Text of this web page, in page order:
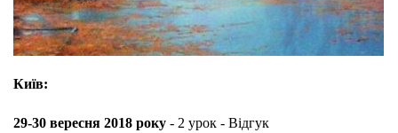
Київ:
29-30 вересня 2018 року - 2 урок - Відгук